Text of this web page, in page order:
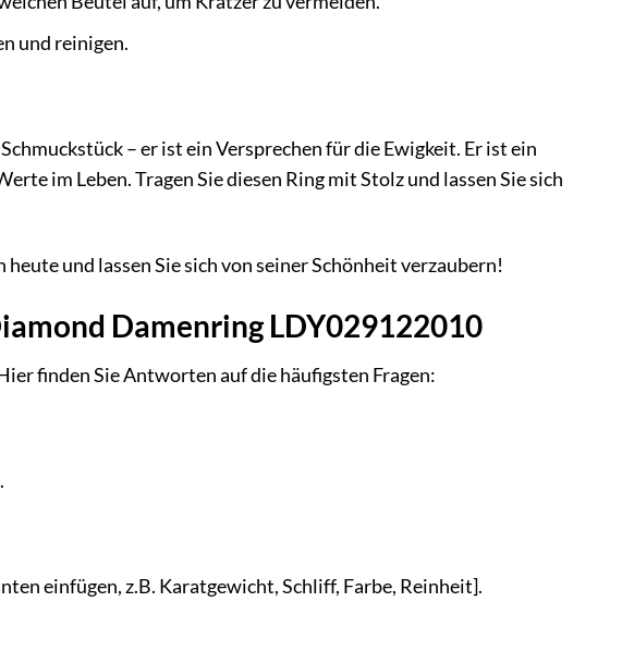
und reinigen.
– er ist ein Versprechen für die Ewigkeit. Er ist ein
im Leben. Tragen Sie diesen Ring mit Stolz und lassen Sie sich
und lassen Sie sich von seiner Schönheit verzaubern!
Damenring LDY029122010
finden Sie Antworten auf die häufigsten Fragen:
einfügen, z.B. Karatgewicht, Schliff, Farbe, Reinheit].